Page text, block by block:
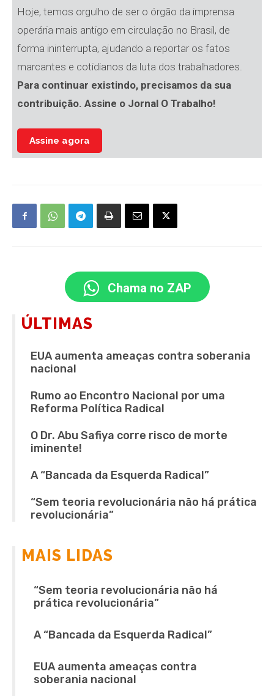
Hoje, temos orgulho de ser o órgão da imprensa
operária mais antigo em circulação no Brasil, de
forma ininterrupta, ajudando a reportar os fatos
marcantes e cotidianos da luta dos trabalhadores.
Para continuar existindo, precisamos da sua
contribuição. Assine o Jornal O Trabalho!
Assine agora
Chama no ZAP
ÚLTIMAS
EUA aumenta ameaças contra soberania
nacional
Rumo ao Encontro Nacional por uma
Reforma Política Radical
O Dr. Abu Safiya corre risco de morte
iminente!
A “Bancada da Esquerda Radical”
“Sem teoria revolucionária não há prática
revolucionária”
MAIS LIDAS
“Sem teoria revolucionária não há
prática revolucionária”
A “Bancada da Esquerda Radical”
EUA aumenta ameaças contra
soberania nacional